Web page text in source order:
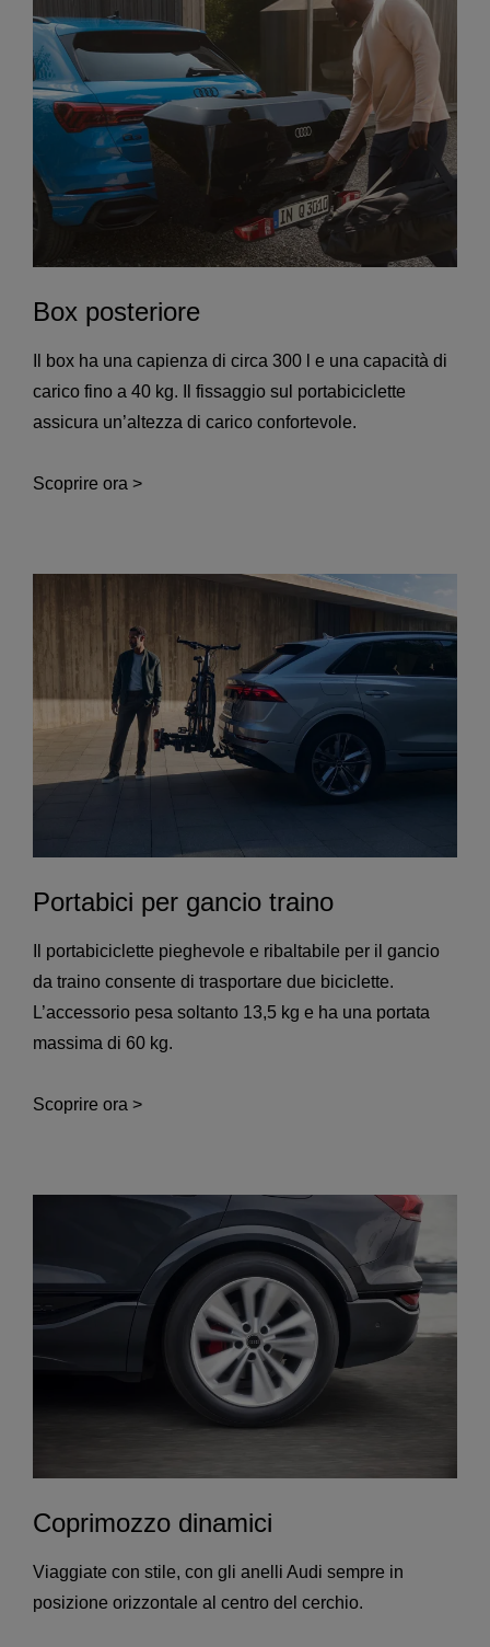
Box posteriore
Il box ha una capienza di circa 300 l e una capacità di
carico fino a 40 kg. Il fissaggio sul portabiciclette
assicura un’altezza di carico confortevole.
Scoprire ora >
Portabici per gancio traino
Il portabiciclette pieghevole e ribaltabile per il gancio
da traino consente di trasportare due biciclette.
L’accessorio pesa soltanto 13,5 kg e ha una portata
massima di 60 kg.
Scoprire ora >
Coprimozzo dinamici
Viaggiate con stile, con gli anelli Audi sempre in
posizione orizzontale al centro del cerchio.